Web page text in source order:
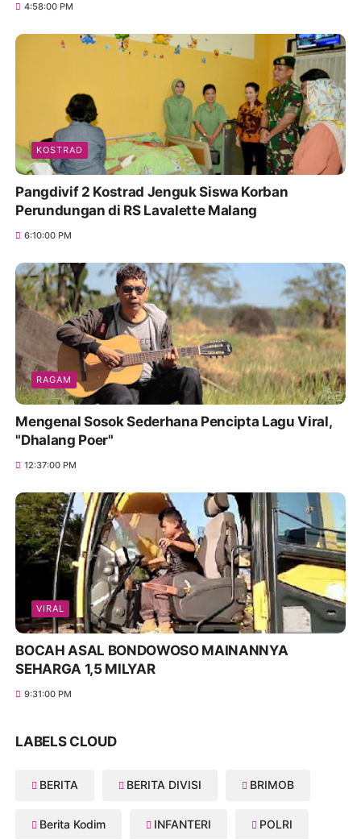
4:58:00 PM
KOSTRAD
Pangdivif 2 Kostrad Jenguk Siswa Korban
Perundungan di RS Lavalette Malang
6:10:00 PM
RAGAM
Mengenal Sosok Sederhana Pencipta Lagu Viral,
"Dhalang Poer"
12:37:00 PM
VIRAL
BOCAH ASAL BONDOWOSO MAINANNYA
SEHARGA 1,5 MILYAR
9:31:00 PM
LABELS CLOUD
BERITA BERITA DIVISI BRIMOB
Berita Kodim INFANTERI POLRI